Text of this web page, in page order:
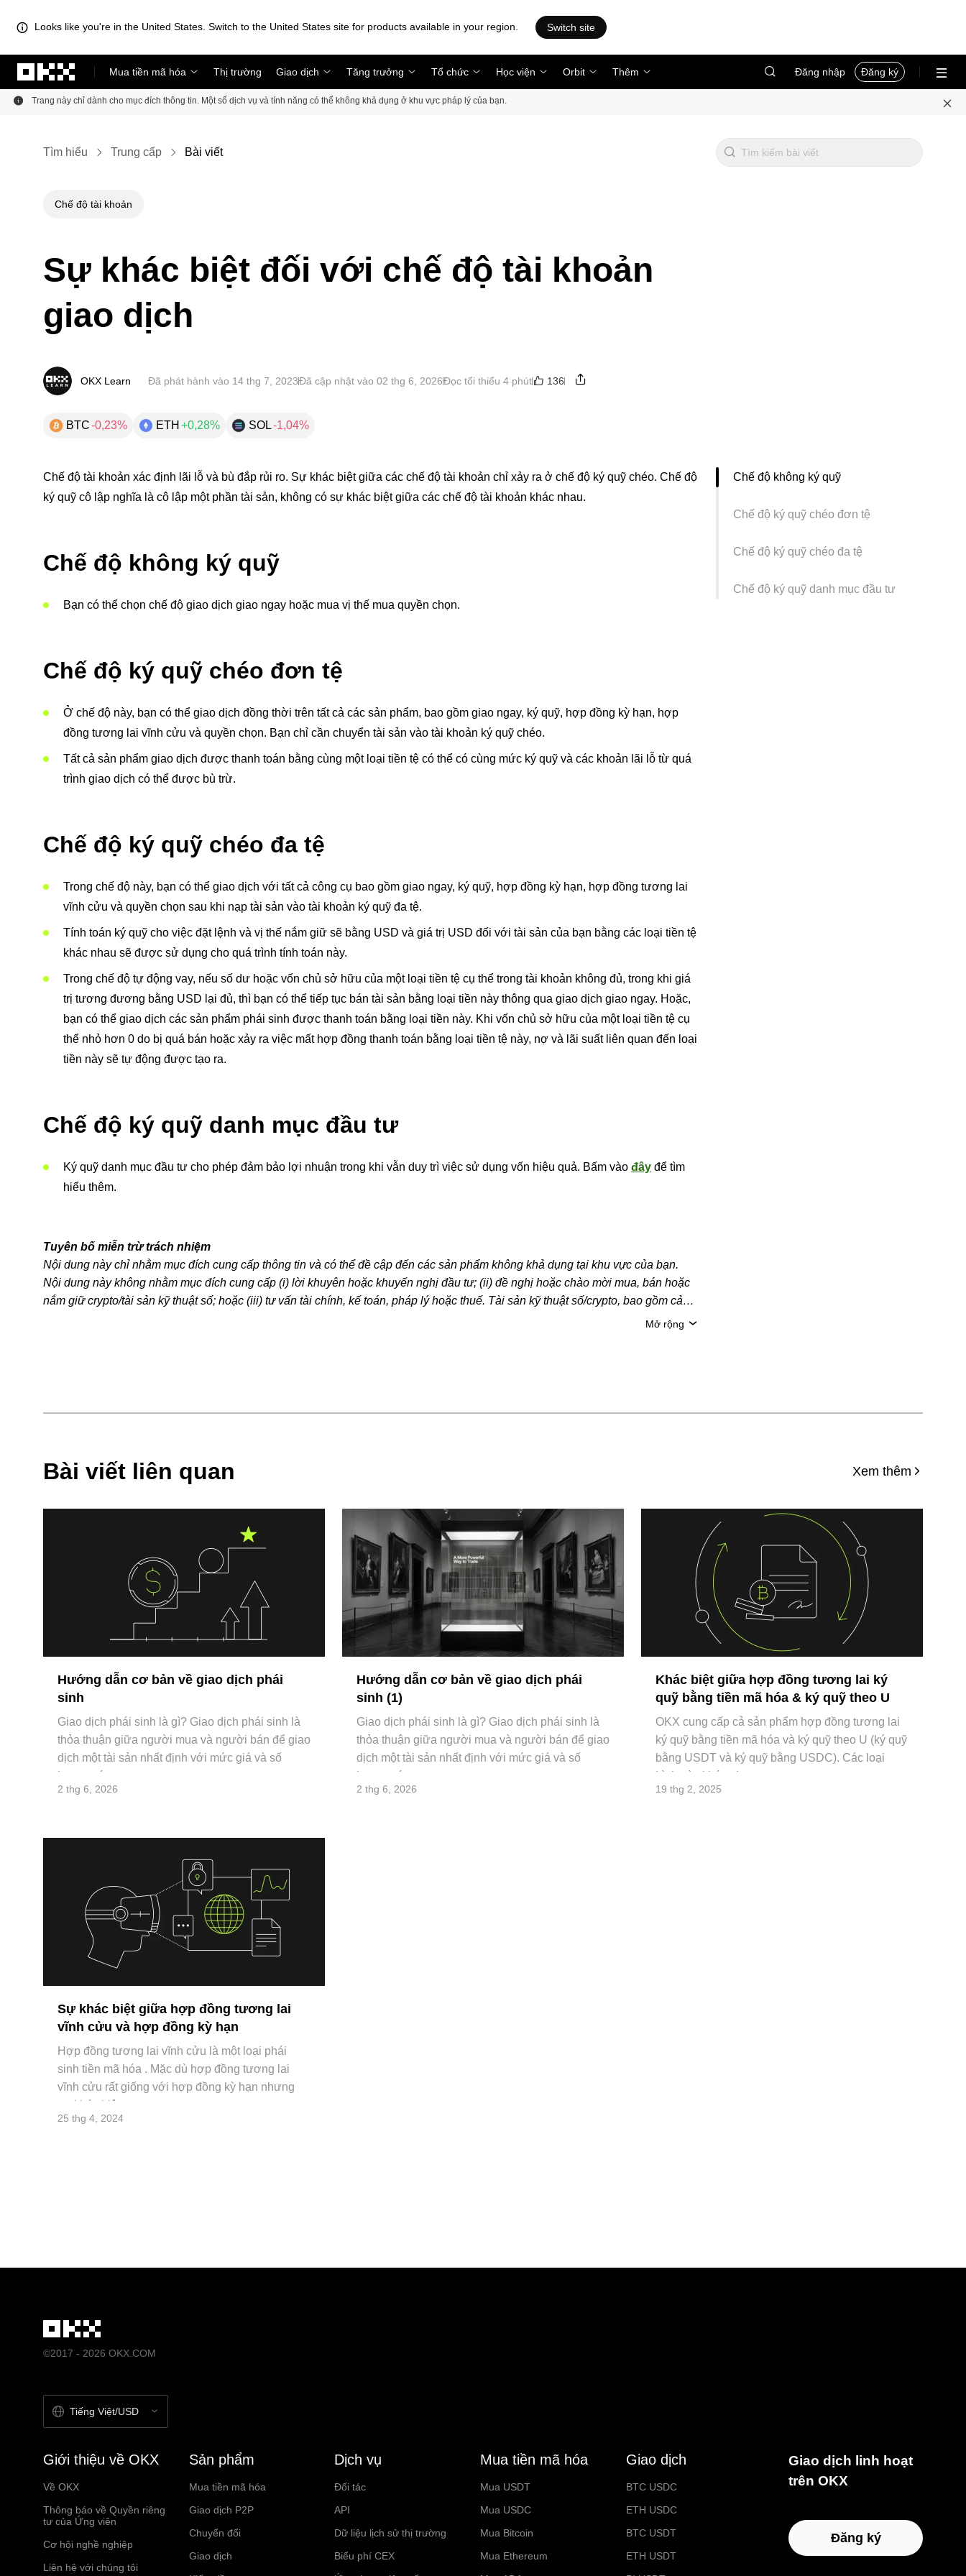
Looks like you're in the United States. Switch to the United States site for products available in your region. Switch site
Mua tiền mã hóa
Thị trường Giao dịch Tăng trưởng Tổ chức Học viện Orbit Thêm Đăng nhập Đăng ký
Trang này chỉ dành cho mục đích thông tin. Một số dịch vụ và tính năng có thể không khả dụng ở khu vực pháp lý của bạn.
Tìm hiểu Trung cấp Bài viết
Chế độ tài khoản
Sự khác biệt đối với chế độ tài khoản
giao dịch
OKX Learn Đã phát hành vào 14 thg 7, 2023Đã cập nhật vào 02 thg 6, 2026Đọc tối thiểu 4 phút 136
BTC-0,23% ETH +0,28% SOL-1,04%
Chế độ tài khoản xác định lãi lỗ và bù đắp rủi ro. Sự khác biệt giữa các chế độ tài khoản chỉ xảy ra ở chế độ ký quỹ chéo. Chế độ
ký quỹ cô lập nghĩa là cô lập một phần tài sản, không có sự khác biệt giữa các chế độ tài khoản khác nhau.
Chế độ không ký quỹ
Bạn có thể chọn chế độ giao dịch giao ngay hoặc mua vị thế mua quyền chọn.
Chế độ ký quỹ chéo đơn tệ
Ở chế độ này, bạn có thể giao dịch đồng thời trên tất cả các sản phẩm, bao gồm giao ngay, ký quỹ, hợp đồng kỳ hạn, hợp
đồng tương lai vĩnh cửu và quyền chọn. Bạn chỉ cần chuyển tài sản vào tài khoản ký quỹ chéo.
Tất cả sản phẩm giao dịch được thanh toán bằng cùng một loại tiền tệ có thể có cùng mức ký quỹ và các khoản lãi lỗ từ quá
trình giao dịch có thể được bù trừ.
Chế độ ký quỹ chéo đa tệ
Trong chế độ này, bạn có thể giao dịch với tất cả công cụ bao gồm giao ngay, ký quỹ, hợp đồng kỳ hạn, hợp đồng tương lai
vĩnh cửu và quyền chọn sau khi nạp tài sản vào tài khoản ký quỹ đa tệ.
Tính toán ký quỹ cho việc đặt lệnh và vị thế nắm giữ sẽ bằng USD và giá trị USD đối với tài sản của bạn bằng các loại tiền tệ
khác nhau sẽ được sử dụng cho quá trình tính toán này.
Trong chế độ tự động vay, nếu số dư hoặc vốn chủ sở hữu của một loại tiền tệ cụ thể trong tài khoản không đủ, trong khi giá
trị tương đương bằng USD lại đủ, thì bạn có thể tiếp tục bán tài sản bằng loại tiền này thông qua giao dịch giao ngay. Hoặc,
bạn có thể giao dịch các sản phẩm phái sinh được thanh toán bằng loại tiền này. Khi vốn chủ sở hữu của một loại tiền tệ cụ
thể nhỏ hơn 0 do bị quá bán hoặc xảy ra việc mất hợp đồng thanh toán bằng loại tiền tệ này, nợ và lãi suất liên quan đến loại
tiền này sẽ tự động được tạo ra.
Chế độ ký quỹ danh mục đầu tư
Ký quỹ danh mục đầu tư cho phép đảm bảo lợi nhuận trong khi vẫn duy trì việc sử dụng vốn hiệu quả. Bấm vào đây để tìm
hiểu thêm.
Tuyên bố miễn trừ trách nhiệm
Nội dung này chỉ nhằm mục đích cung cấp thông tin và có thể đề cập đến các sản phẩm không khả dụng tại khu vực của bạn.
Nội dung này không nhằm mục đích cung cấp (i) lời khuyên hoặc khuyến nghị đầu tư; (ii) đề nghị hoặc chào mời mua, bán hoặc
nắm giữ crypto/tài sản kỹ thuật số; hoặc (iii) tư vấn tài chính, kế toán, pháp lý hoặc thuế. Tài sản kỹ thuật số/crypto, bao gồm cả
stablecoin, có mức độ rủi ro cao và có thể biến động mạnh. Bạn nên cân nhắc kỹ xem việc giao dịch hoặc nắm giữ crypto/tài sản
© 2025 OKX và được sử dụng có sự cho phép.” Nếu trích dẫn, vui lòng ghi tên bài viết và nguồn tham khảo, ví dụ: “Tên bài viết,
[tên tác giả nếu có], © 2025 OKX.” Một số nội dung có thể được tạo ra hoặc hỗ trợ bởi công cụ trí tuệ nhân tạo (AI). Nghiêm cấm
Mở rộng
Chế độ không ký quỹ
Chế độ ký quỹ chéo đơn tệ
Chế độ ký quỹ chéo đa tệ
Chế độ ký quỹ danh mục đầu tư
Bài viết liên quan Xem thêm
Hướng dẫn cơ bản về giao dịch phái
sinh
Giao dịch phái sinh là gì? Giao dịch phái sinh là
thỏa thuận giữa người mua và người bán để giao
dịch một tài sản nhất định với mức giá và số
lượng xá
2 thg 6, 2026
Hướng dẫn cơ bản về giao dịch phái
sinh (1)
Giao dịch phái sinh là gì? Giao dịch phái sinh là
thỏa thuận giữa người mua và người bán để giao
dịch một tài sản nhất định với mức giá và số
lượng xá
2 thg 6, 2026
Khác biệt giữa hợp đồng tương lai ký
quỹ bằng tiền mã hóa & ký quỹ theo U
OKX cung cấp cả sản phẩm hợp đồng tương lai
ký quỹ bằng tiền mã hóa và ký quỹ theo U (ký quỹ
bằng USDT và ký quỹ bằng USDC). Các loại
hình này khác nh
19 thg 2, 2025
Sự khác biệt giữa hợp đồng tương lai
vĩnh cửu và hợp đồng kỳ hạn
Hợp đồng tương lai vĩnh cửu là một loại phái
sinh tiền mã hóa . Mặc dù hợp đồng tương lai
vĩnh cửu rất giống với hợp đồng kỳ hạn nhưng
sự khác biệt g
25 thg 4, 2024
©2017 - 2026 OKX.COM
Tiếng Việt/USD
Giới thiệu về OKX
Về OKX
Thông báo về Quyền riêng
tư của Ứng viên
Cơ hội nghề nghiệp
Liên hệ với chúng tôi
Sản phẩm
Mua tiền mã hóa
Giao dịch P2P
Chuyển đổi
Giao dịch
Dịch vụ
Đối tác
API
Dữ liệu lịch sử thị trường
Biểu phí CEX
Mua tiền mã hóa
Mua USDT
Mua USDC
Mua Bitcoin
Mua Ethereum
Giao dịch
BTC USDC
ETH USDC
BTC USDT
ETH USDT
Giao dịch linh hoạt
trên OKX
Đăng ký